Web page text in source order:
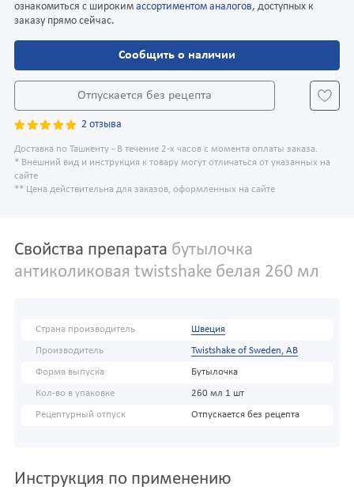
ознакомиться с широким ассортиментом аналогов, доступных к
заказу прямо сейчас.
Сообщить о наличии
Отпускается без рецепта
2 отзыва
Доставка по Ташкенту - В течение 2-х часов с момента оплаты заказа.
* Внешний вид и инструкция к товару могут отличаться от указанных на
сайте
** Цена действительна для заказов, оформленных на сайте
Свойства препарата бутылочка
антиколиковая twistshake белая 260 мл
Страна производитель Швеция
Производитель Twistshake of Sweden, AB
Форма выпуска Бутылочка
Кол-во в упаковке 260 мл 1 шт
Рецептурный отпуск Отпускается без рецепта
Инструкция по применению